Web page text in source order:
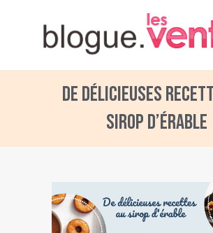
De délicieuses
sirop d’érable